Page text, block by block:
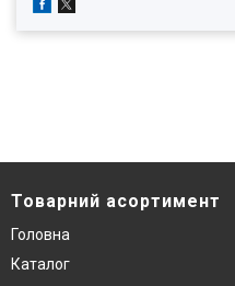
Товарний асортимент
Головна
Каталог